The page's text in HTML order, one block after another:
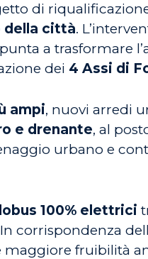
di
della città.
a trasformare
dei 4 Assi di
ampi, nuovi arredi
e drenante, al
urbano e
100% elettrici
corrispondenza
maggiore fruibilità